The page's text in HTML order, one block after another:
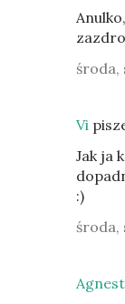
Anulko,
środa,
Vi
Jak ja
:)
środa,